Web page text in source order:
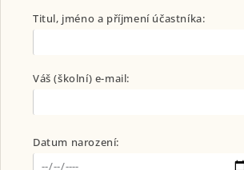
Titul, jméno a příjmení účastníka:
Váš (školní) e-mail:
Datum narození: